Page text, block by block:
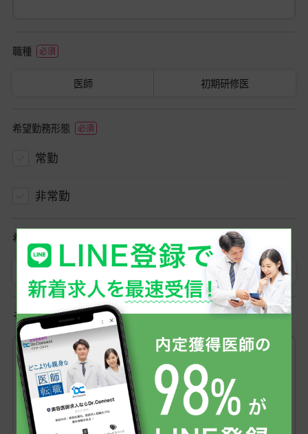
職種
医師 初期研修医
希望勤務形態
常勤
非常勤
希望勤務地
勤務地を選択
その他ご希望条件など